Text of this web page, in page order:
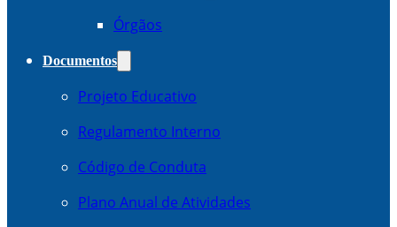
Órgãos
Documentos
Projeto Educativo
Regulamento Interno
Código de Conduta
Plano Anual de Atividades